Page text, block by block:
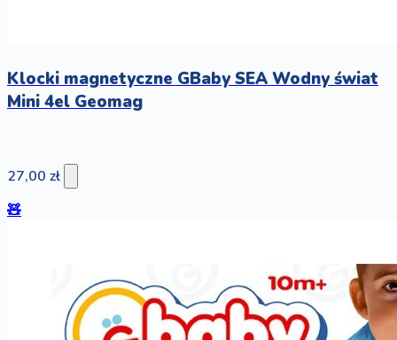
Klocki magnetyczne GBaby SEA Wodny świat
Mini 4el Geomag
27,00 zł
🧸